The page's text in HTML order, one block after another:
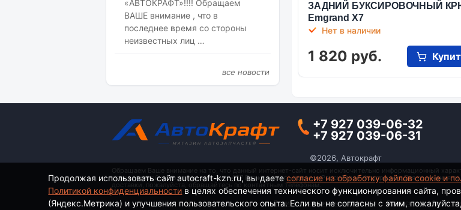
ЗАДНИЙ БУКСИРОВОЧНЫЙ
Emgrand X7
Нет в наличии
1 820 руб.
«АВТОКРАФТ»!!!! Обращаем
ВАШЕ внимание , что в
последнее время со стороны
неизвестных лиц …
все новости
+7 927 039-06-32
+7 927 039-06-31
©2026, Автокрафт
Обращаем Ваше внимание на то, что данный интернет-сайт носит исключительно информационный
определяемой положениями ч. 2 ст. 437 Гражданского кодекса Российской Федерации. Для получения
доставки, пожалуйста, обращайтесь по контактным телефонам.
Политика конфиденциальности | Согласие на
Продолжая использовать сайт autocraft-kzn.ru, вы даетесогласие на обработку файлов cookie и
Политикой конфиденциальности в целях обеспечения технического функционирования сайта,
(Яндекс.Метрика) и улучшения пользовательского опыта. Если вы не согласны с этим,